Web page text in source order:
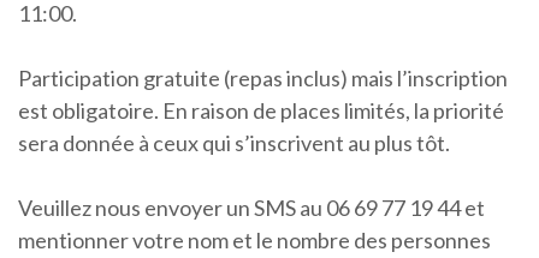
11:00.
Participation gratuite (repas inclus) mais l’inscription
est obligatoire. En raison de places limités, la priorité
sera donnée à ceux qui s’inscrivent au plus tôt.
Veuillez nous envoyer un SMS au 06 69 77 19 44 et
mentionner votre nom et le nombre des personnes